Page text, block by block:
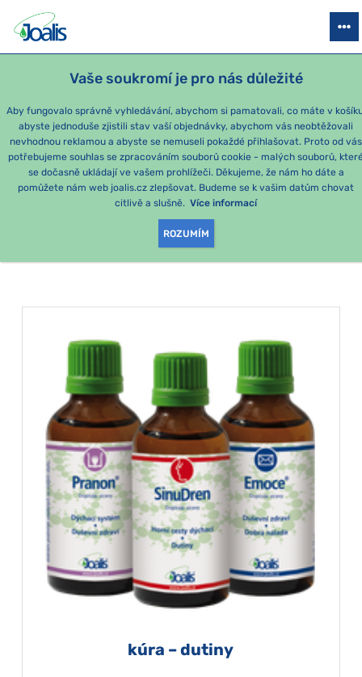
Vaše soukromí je pro nás důležité
Aby fungovalo správně vyhledávání, abychom si pamatovali, co máte v
abyste jednoduše zjistili stav vaší objednávky, abychom vás neobtěžovali
nevhodnou reklamou a abyste se nemuseli pokaždé přihlašovat. Proto od vás
potřebujeme souhlas se zpracováním souborů cookie - malých souborů,
se dočasně ukládají ve vašem prohlížeči. Děkujeme, že nám ho dáte a
pomůžete nám web joalis.cz zlepšovat. Budeme se k vašim datům chovat
citlivě a slušně. Více informací
ROZUMÍM
PRODUKTY PODLE OBTÍŽÍ SEZÓNNÍ BALÍČKY PRO DĚTI
e-shop Joalis Podle obtíží DÝCHÁNÍ, DÝCHACÍ CESTY
Dutiny
PRODUKTY PODLE
KATEGORIE:
kúra – dutiny